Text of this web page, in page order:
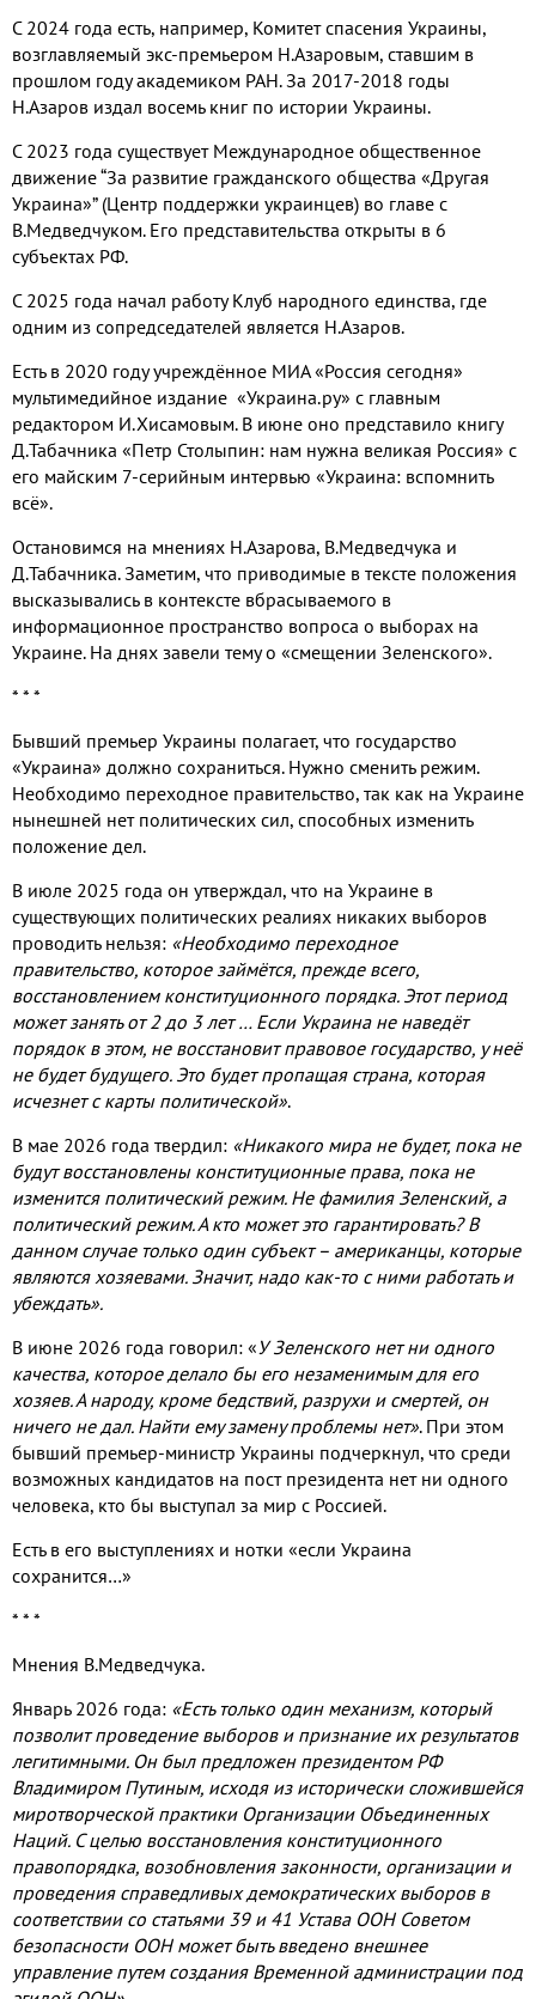
С 2024 года есть, например, Комитет спасения Украины,
возглавляемый экс-премьером Н.Азаровым, ставшим в
прошлом году академиком РАН. За 2017-2018 годы
Н.Азаров издал восемь книг по истории Украины.
С 2023 года существует Международное общественное
движение “За развитие гражданского общества «Другая
Украина»” (Центр поддержки украинцев) во главе с
В.Медведчуком. Его представительства открыты в 6
субъектах РФ.
С 2025 года начал работу Клуб народного единства, где
одним из сопредседателей является Н.Азаров.
Есть в 2020 году учреждённое МИА «Россия сегодня»
мультимедийное издание «Украина.ру» с главным
редактором И.Хисамовым. В июне оно представило книгу
Д.Табачника «Петр Столыпин: нам нужна великая Россия» с
его майским 7-серийным интервью «Украина: вспомнить
всё».
Остановимся на мнениях Н.Азарова, В.Медведчука и
Д.Табачника. Заметим, что приводимые в тексте положения
высказывались в контексте вбрасываемого в
информационное пространство вопроса о выборах на
Украине. На днях завели тему о «смещении Зеленского».
* * *
Бывший премьер Украины полагает, что государство
«Украина» должно сохраниться. Нужно сменить режим.
Необходимо переходное правительство, так как на Украине
нынешней нет политических сил, способных изменить
положение дел.
В июле 2025 года он утверждал, что на Украине в
существующих политических реалиях никаких выборов
проводить нельзя: «Необходимо переходное
правительство, которое займётся, прежде всего,
восстановлением конституционного порядка. Этот период
может занять от 2 до 3 лет … Если Украина не наведёт
порядок в этом, не восстановит правовое государство, у неё
не будет будущего. Это будет пропащая страна, которая
исчезнет с карты политической».
В мае 2026 года твердил: «Никакого мира не будет, пока не
будут восстановлены конституционные права, пока не
изменится политический режим. Не фамилия Зеленский, а
политический режим. А кто может это гарантировать? В
данном случае только один субъект – американцы, которые
являются хозяевами. Значит, надо как-то с ними работать и
убеждать».
В июне 2026 года говорил: «У Зеленского нет ни одного
качества, которое делало бы его незаменимым для его
хозяев. А народу, кроме бедствий, разрухи и смертей, он
ничего не дал. Найти ему замену проблемы нет». При этом
бывший премьер-министр Украины подчеркнул, что среди
возможных кандидатов на пост президента нет ни одного
человека, кто бы выступал за мир с Россией.
Есть в его выступлениях и нотки «если Украина
сохранится…»
* * *
Мнения В.Медведчука.
Январь 2026 года: «Есть только один механизм, который
позволит проведение выборов и признание их результатов
легитимными. Он был предложен президентом РФ
Владимиром Путиным, исходя из исторически сложившейся
миротворческой практики Организации Объединенных
Наций. С целью восстановления конституционного
правопорядка, возобновления законности, организации и
проведения справедливых демократических выборов в
соответствии со статьями 39 и 41 Устава ООН Советом
безопасности ООН может быть введено внешнее
управление путем создания Временной администрации под